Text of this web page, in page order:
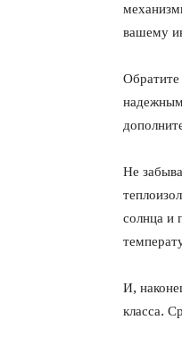
вашему
Не
солнца и
И,
класса.